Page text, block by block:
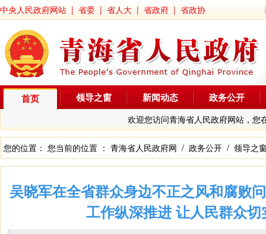
中央人民政府网站 | 省委 | 省人大 | 省政府 | 省政协
首页
欢迎您访问青海省人民政府网站，您
领导之窗 新闻动态 政务公开
您的位置： 您当前的位置 ： 青海省人民政府网 / 政务公开 / 领导之
吴晓军在全省群众身边不正之风和腐败
工作纵深推进 让人民群众